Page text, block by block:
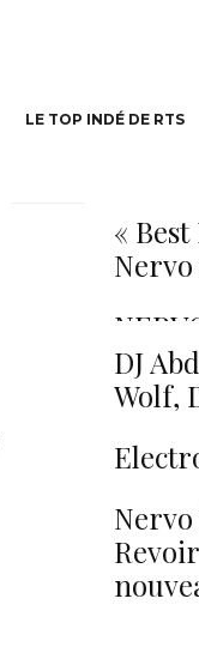
LE TOP INDÉ DE RTS
«
Nervo
DJ
Wolf,